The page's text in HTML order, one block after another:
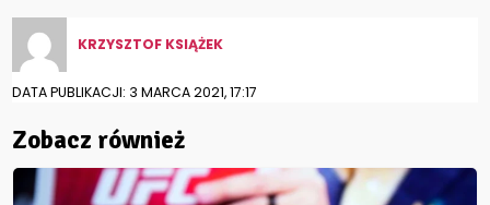
KRZYSZTOF KSIĄŻEK
DATA PUBLIKACJI: 3 MARCA 2021, 17:17
Zobacz również